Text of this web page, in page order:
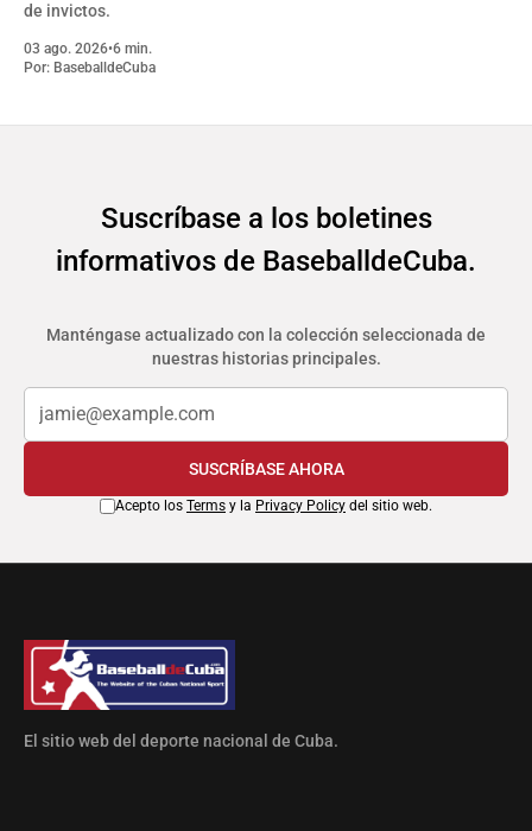
de invictos.
03 ago. 2026•6 min.
Por: BaseballdeCuba
Suscríbase a los boletines
informativos de BaseballdeCuba.
Manténgase actualizado con la colección seleccionada de
nuestras historias principales.
SUSCRÍBASE AHORA
Acepto los Terms y la Privacy Policy del sitio web.
El sitio web del deporte nacional de Cuba.